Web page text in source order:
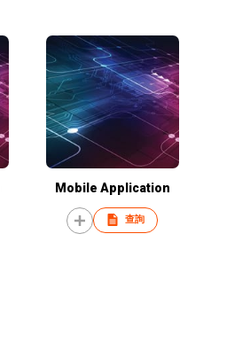
Mobile Application
查詢